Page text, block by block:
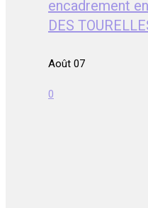
encadrement
DES
Août 07
0